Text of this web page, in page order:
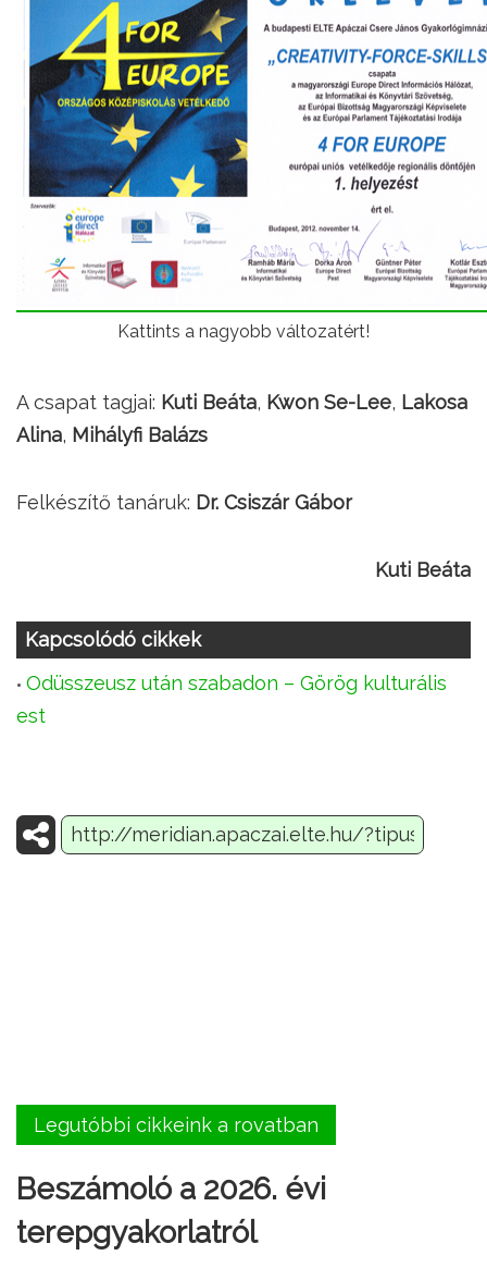
Kattints a nagyobb változatért!
A csapat tagjai: Kuti Beáta, Kwon Se-Lee, Lakosa
Alina, Mihályfi Balázs
Felkészítő tanáruk: Dr. Csiszár Gábor
Kuti Beáta
Kapcsolódó cikkek
Odüsszeusz után szabadon – Görög kulturális
est
Legutóbbi cikkeink a rovatban
Beszámoló a 2026. évi
terepgyakorlatról